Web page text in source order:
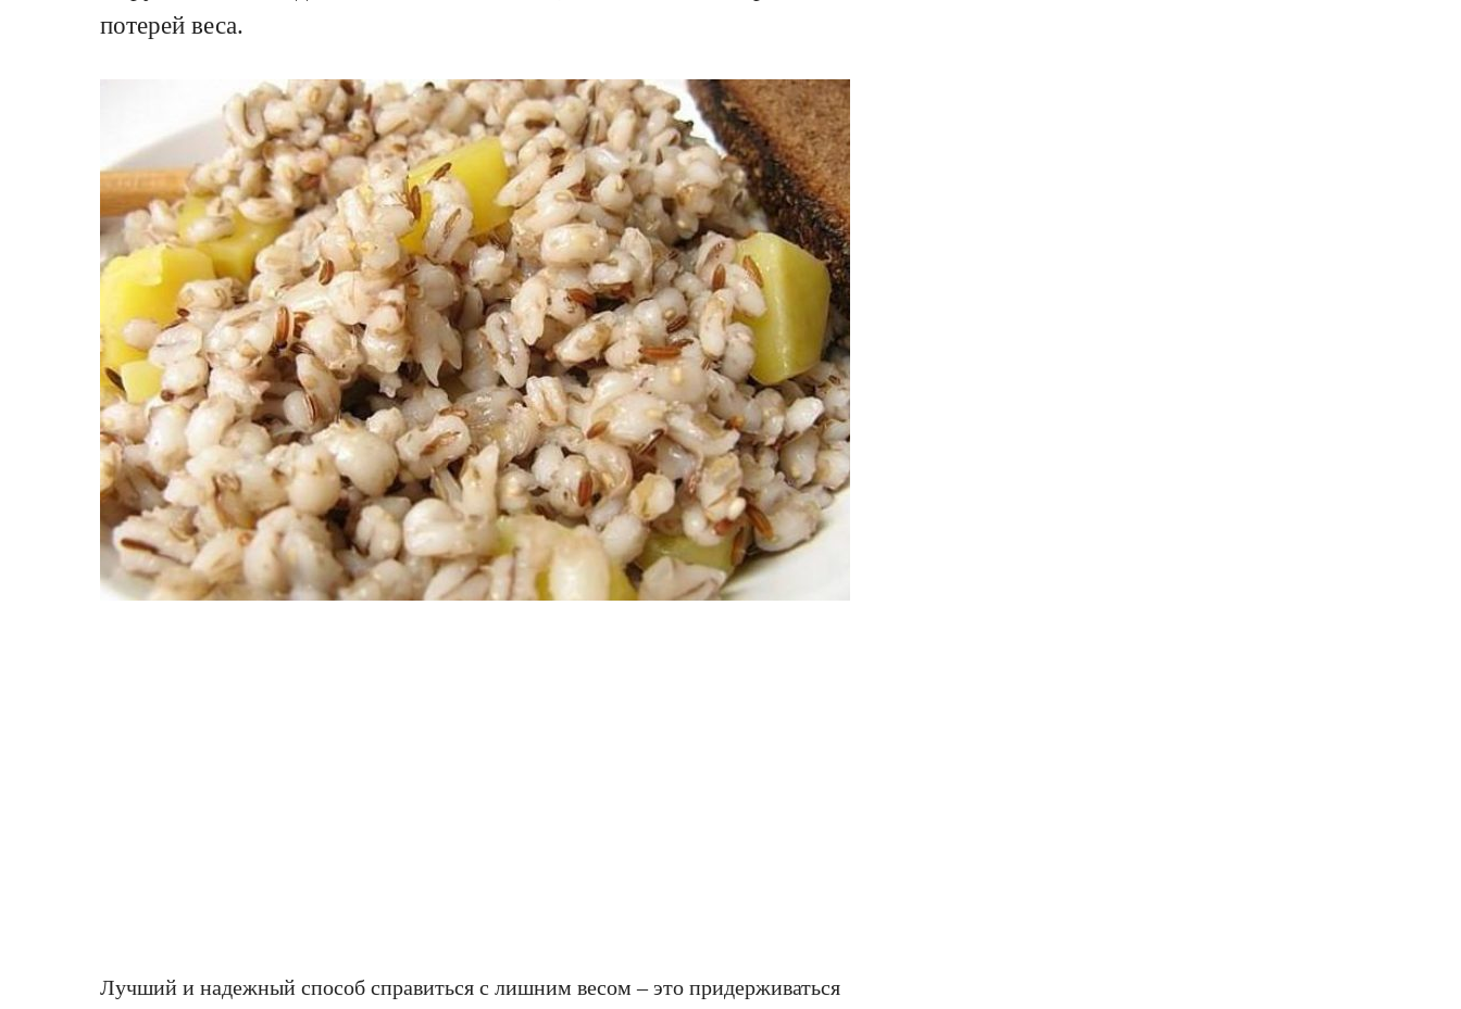
потерей веса.
Лучший и надежный способ справиться с лишним весом – это придерживаться